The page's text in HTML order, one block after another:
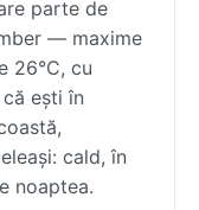
parte de
— maxime
26°C, cu
ești în
cald, în
noaptea.